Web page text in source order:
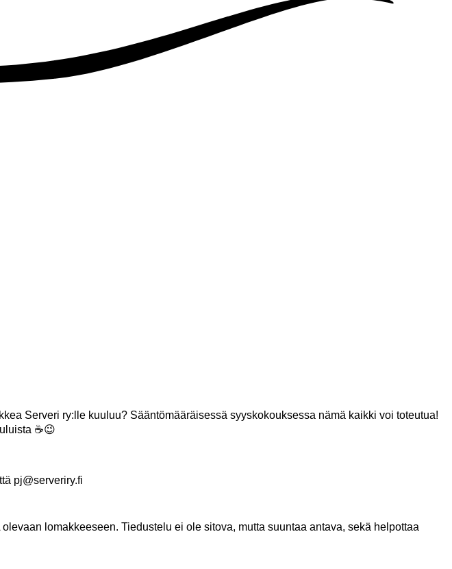
Serveri ry:lle kuuluu? Sääntömääräisessä syyskokouksessa nämä kaikki voi toteutua!
☕️😉
pj@serveriry.fi
lomakkeeseen. Tiedustelu ei ole sitova, mutta suuntaa antava, sekä helpottaa